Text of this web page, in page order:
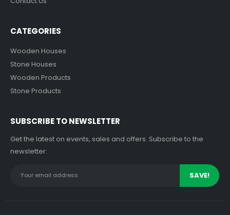
CATEGORIES
Wooden Houses
Stone Houses
Wooden Products
Stone Products
SUBSCRIBE TO NEWSLETTER
Get the latest on events, sales and offers. Subscribe to the
newsletter: